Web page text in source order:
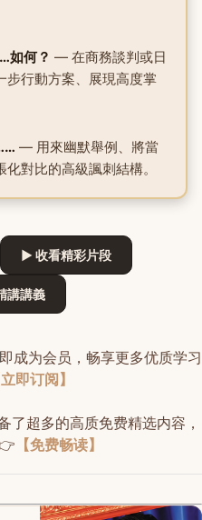
如何？ — 在商務談判或日
步行動方案、展現高度掌
— 用來幽默舉例、將當
對比的高級諷刺結構。
▶ 收看精彩片段
講講義
成为会员，畅享更多优质学习
立即订阅】
了超多的高质免费精选内容，
【免费畅读】